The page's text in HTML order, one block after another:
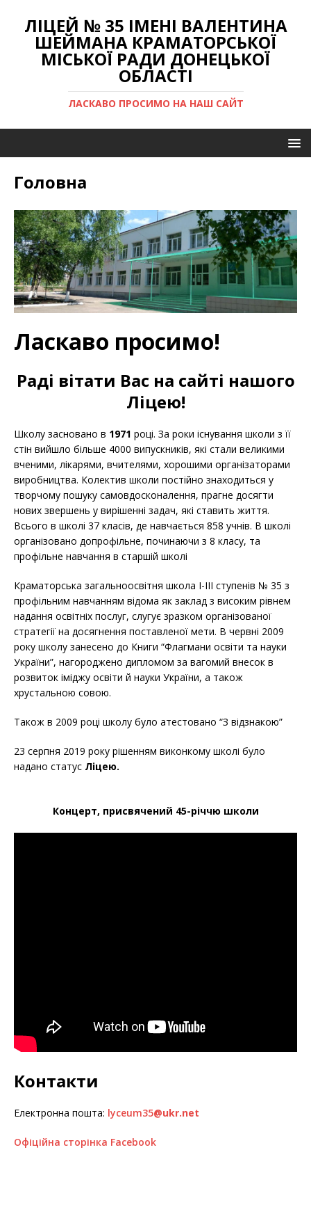
ЛІЦЕЙ № 35 ІМЕНІ ВАЛЕНТИНА
ШЕЙМАНА КРАМАТОРСЬКОЇ
МІСЬКОЇ РАДИ ДОНЕЦЬКОЇ
ОБЛАСТІ
ЛАСКАВО ПРОСИМО НА НАШ САЙТ
Головна
Ласкаво просимо!
Раді вітати Вас на сайті нашого
Ліцею!
Школу засновано в 1971 році. За роки існування школи з її
стін вийшло більше 4000 випускників, які стали великими
вченими, лікарями, вчителями, хорошими організаторами
виробництва. Колектив школи постійно знаходиться у
творчому пошуку самовдосконалення, прагне досягти
нових звершень у вирішенні задач, які ставить життя.
Всього в школі 37 класів, де навчається 858 учнів. В школі
організовано допрофільне, починаючи з 8 класу, та
профільне навчання в старшій школі
Краматорська загальноосвітня школа І-ІІІ ступенів № 35 з
профільним навчанням відома як заклад з високим рівнем
надання освітніх послуг, слугує зразком організованої
стратегії на досягнення поставленої мети. В червні 2009
року школу занесено до Книги “Флагмани освіти та науки
України”, нагороджено дипломом за вагомий внесок в
розвиток іміджу освіти й науки України, а також
хрустальною совою.
Також в 2009 році школу було атестовано “З відзнакою”
23 серпня 2019 року рішенням виконкому школі було
надано статус Ліцею.
Концерт, присвячений 45-річчю школи
Контакти
Електронна пошта: lyceum35@ukr.net
Офіційна сторінка Facebook